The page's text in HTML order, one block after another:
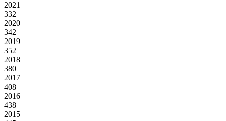
2021
332
2020
342
2019
352
2018
380
2017
408
2016
438
2015